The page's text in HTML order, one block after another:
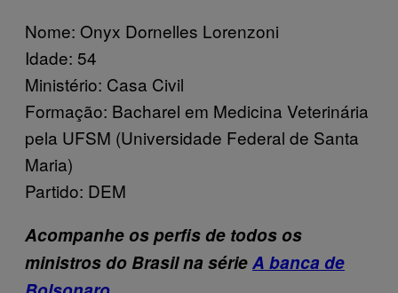
Nome: Onyx Dornelles Lorenzoni
Idade: 54
Ministério: Casa Civil
Formação: Bacharel em Medicina Veterinária
pela UFSM (Universidade Federal de Santa
Maria)
Partido: DEM
Acompanhe os perfis de todos os
ministros do Brasil na sérieA banca de